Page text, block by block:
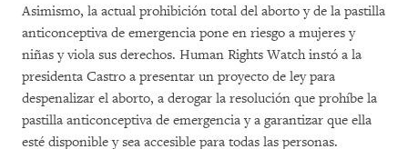
Asimismo, la actual prohibición total del aborto y de la pastilla
anticonceptiva de emergencia pone en riesgo a mujeres y
niñas y viola sus derechos. Human Rights Watch instó a la
presidenta Castro a presentar un proyecto de ley para
despenalizar el aborto, a derogar la resolución que prohíbe la
pastilla anticonceptiva de emergencia y a garantizar que ella
esté disponible y sea accesible para todas las personas.